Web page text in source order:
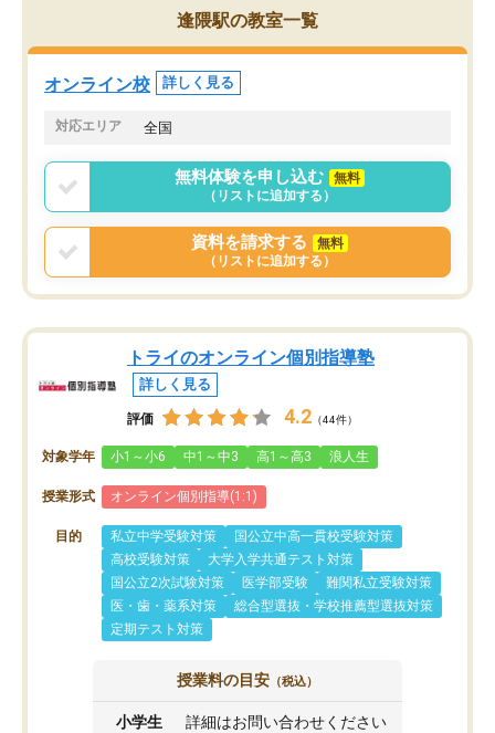
うちの子は、初回面談の講師の方で決
オンラインツールを使用した単語帳の
共有があり宿題もそちらで出される形
でした。
言う事で講師変更の申し出があり、あ
まりに短期での変更だった為、塾に通
う事にして退会しました。遅れも取り
戻せ、授業内容や講師の方は良かった
と思います。
くなってきたようなので
逢隈駅の教室一覧
オンライン校 詳しく見る
対応エリア 全国
無料体験を申し込む
無料
（リストに追加する）
資料を請求する
無料
（リストに追加する）
トライのオンライン個別指導塾
詳しく見る
評価 4.2 （44件）
対象学年 小1～小6 中1～中3 高1～高3 浪人生
授業形式 オンライン個別指導(1:1)
目的 私立中学受験対策
国公立中高一貫校受験対策
高校受験対策
大学入学共通テスト対策
国公立2次試験対策
医学部受験
難関私立受験対策
医・歯・薬系対策
総合型選抜・学校推薦型選抜対策
定期テスト対策
授業料の目安 （税込）
小学生 詳細はお問い合わせください